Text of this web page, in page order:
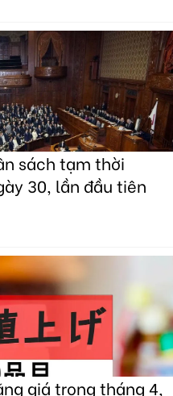
sách tạm thời
30, lần đầu tiên
giá trong tháng 4,